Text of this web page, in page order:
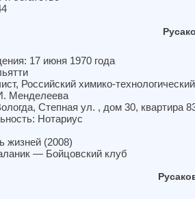
17 июня 1970 года
Российский химико-технологический
Менделеева
Степная ул. , дом 30, квартира
Нотариус
(2008)
— Бойцовский клуб